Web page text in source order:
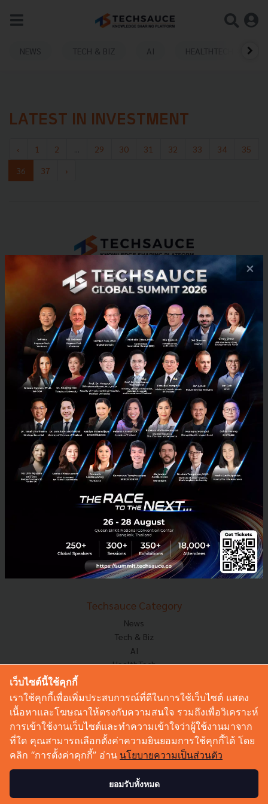
NEWS TECH & BIZ AI HEALTHTECH
LATEST IN INVESTMENT
‹ 1 2 29 30 31 32 33 34
35
36
37 ›
E-mail :contact@techsauce.co
Tel : 02-001-5375
Mobile : 06-4658-9500
Techsauce Media
About Techsauce
Techsauce Services
Privacy Policy
ส่งบทความ
Techsauce Global Summit
Visit Website
Trending Tags
Corporate Innovation
Digital Transformation
E-Commerce
Startup
Technology
Techsauce Category
News
Tech & Biz
AI
HealthTech
Corp Innov
Saucy Thoughts
Based On
Sustainable
Videos
Podcast
×
เว็บไซต์นี้ใช้คุกกี้
เราใช้คุกกี้เพื่อเพิ่มประสบการณ์ที่ดีในการใช้เว็บไซต์ แสดง
เนื้อหาและโฆษณาให้ตรงกับความสนใจ รวมถึงเพื่อวิเคราะห์
การเข้าใช้งานเว็บไซต์และทำความเข้าใจว่าผู้ใช้งานมาจาก
ที่ใด คุณสามารถเลือกตั้งค่าความยินยอมการใช้คุกกี้ได้ โดย
คลิก “การตั้งค่าคุกกี้” อ่าน นโยบายความเป็นส่วนตัว
ยอมรับทั้งหมด